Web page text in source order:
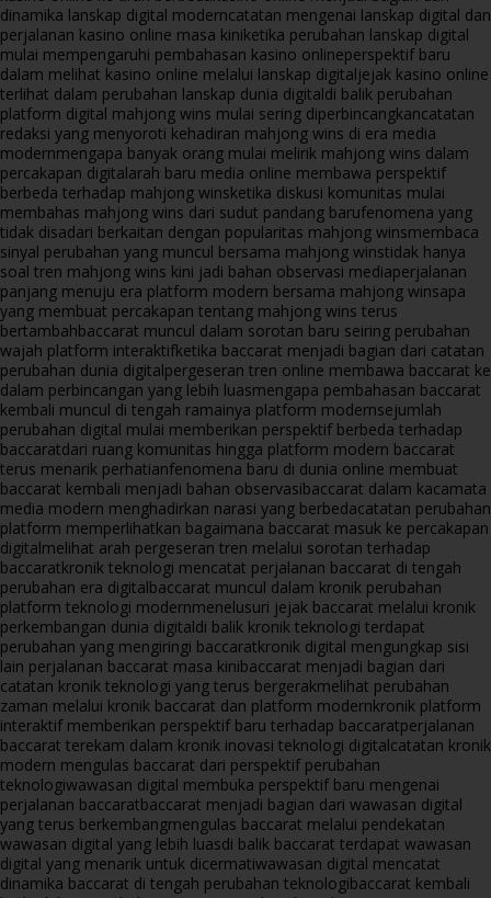
dinamika lanskap digital moderncatatan mengenai lanskap digital dan
perjalanan kasino online masa kiniketika perubahan lanskap digital
mulai mempengaruhi pembahasan kasino onlineperspektif baru
dalam melihat kasino online melalui lanskap digitaljejak kasino online
terlihat dalam perubahan lanskap dunia digitaldi balik perubahan
platform digital mahjong wins mulai sering diperbincangkancatatan
redaksi yang menyoroti kehadiran mahjong wins di era media
modernmengapa banyak orang mulai melirik mahjong wins dalam
percakapan digitalarah baru media online membawa perspektif
berbeda terhadap mahjong winsketika diskusi komunitas mulai
membahas mahjong wins dari sudut pandang barufenomena yang
tidak disadari berkaitan dengan popularitas mahjong winsmembaca
sinyal perubahan yang muncul bersama mahjong winstidak hanya
soal tren mahjong wins kini jadi bahan observasi mediaperjalanan
panjang menuju era platform modern bersama mahjong winsapa
yang membuat percakapan tentang mahjong wins terus
bertambahbaccarat muncul dalam sorotan baru seiring perubahan
wajah platform interaktifketika baccarat menjadi bagian dari catatan
perubahan dunia digitalpergeseran tren online membawa baccarat ke
dalam perbincangan yang lebih luasmengapa pembahasan baccarat
kembali muncul di tengah ramainya platform modernsejumlah
perubahan digital mulai memberikan perspektif berbeda terhadap
baccaratdari ruang komunitas hingga platform modern baccarat
terus menarik perhatianfenomena baru di dunia online membuat
baccarat kembali menjadi bahan observasibaccarat dalam kacamata
media modern menghadirkan narasi yang berbedacatatan perubahan
platform memperlihatkan bagaimana baccarat masuk ke percakapan
digitalmelihat arah pergeseran tren melalui sorotan terhadap
baccaratkronik teknologi mencatat perjalanan baccarat di tengah
perubahan era digitalbaccarat muncul dalam kronik perubahan
platform teknologi modernmenelusuri jejak baccarat melalui kronik
perkembangan dunia digitaldi balik kronik teknologi terdapat
perubahan yang mengiringi baccaratkronik digital mengungkap sisi
lain perjalanan baccarat masa kinibaccarat menjadi bagian dari
catatan kronik teknologi yang terus bergerakmelihat perubahan
zaman melalui kronik baccarat dan platform modernkronik platform
interaktif memberikan perspektif baru terhadap baccaratperjalanan
baccarat terekam dalam kronik inovasi teknologi digitalcatatan kronik
modern mengulas baccarat dari perspektif perubahan
teknologiwawasan digital membuka perspektif baru mengenai
perjalanan baccaratbaccarat menjadi bagian dari wawasan digital
yang terus berkembangmengulas baccarat melalui pendekatan
wawasan digital yang lebih luasdi balik baccarat terdapat wawasan
digital yang menarik untuk dicermatiwawasan digital mencatat
dinamika baccarat di tengah perubahan teknologibaccarat kembali